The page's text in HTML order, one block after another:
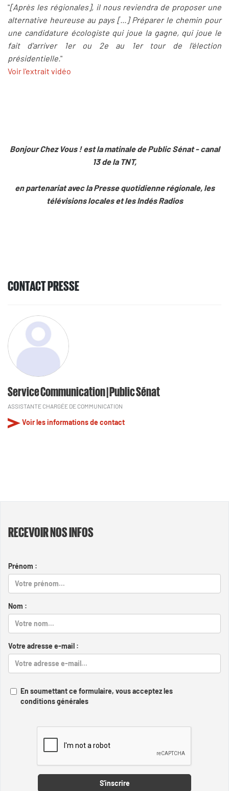
"[Après les régionales], il nous reviendra de proposer une
alternative heureuse au pays [...] Préparer le chemin pour
une candidature écologiste qui joue la gagne, qui joue le
fait d'arriver 1er ou 2e au 1er tour de l'élection
présidentielle."
Voir l'extrait vidéo
Bonjour Chez Vous ! est la matinale de Public Sénat - canal
13 de la TNT,
en partenariat avec la Presse quotidienne régionale, les
télévisions locales et les Indés Radios
CONTACT PRESSE
Service Communication | Public Sénat
ASSISTANTE CHARGÉE DE COMMUNICATION
Voir les informations de contact
RECEVOIR NOS INFOS
Prénom :
Nom :
Votre adresse e-mail :
En soumettant ce formulaire, vous acceptez les
conditions générales
S'inscrire